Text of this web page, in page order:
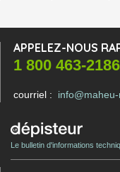
Le bulletin d'informations
APPELEZ-NOUS
1 800 463-2186
courriel :